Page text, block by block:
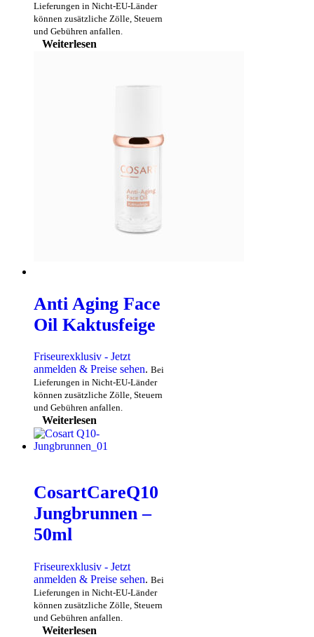
Lieferungen in Nicht-EU-Länder
können zusätzliche Zölle, Steuern
und Gebühren anfallen.
Weiterlesen
Anti Aging Face
Oil Kaktusfeige
Friseurexklusiv - Jetzt
anmelden & Preise sehen. Bei
Lieferungen in Nicht-EU-Länder
können zusätzliche Zölle, Steuern
und Gebühren anfallen.
Weiterlesen
CosartCareQ10
Jungbrunnen –
50ml
Friseurexklusiv - Jetzt
anmelden & Preise sehen. Bei
Lieferungen in Nicht-EU-Länder
können zusätzliche Zölle, Steuern
und Gebühren anfallen.
Weiterlesen